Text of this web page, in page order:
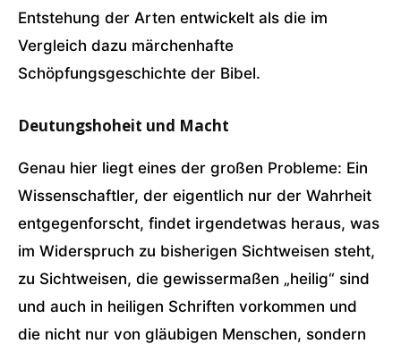
Entstehung der Arten entwickelt als die im
Vergleich dazu märchenhafte
Schöpfungsgeschichte der Bibel.
Deutungshoheit und Macht
Genau hier liegt eines der großen Probleme: Ein
Wissenschaftler, der eigentlich nur der Wahrheit
entgegenforscht, findet irgendetwas heraus, was
im Widerspruch zu bisherigen Sichtweisen steht,
zu Sichtweisen, die gewissermaßen „heilig“ sind
und auch in heiligen Schriften vorkommen und
die nicht nur von gläubigen Menschen, sondern